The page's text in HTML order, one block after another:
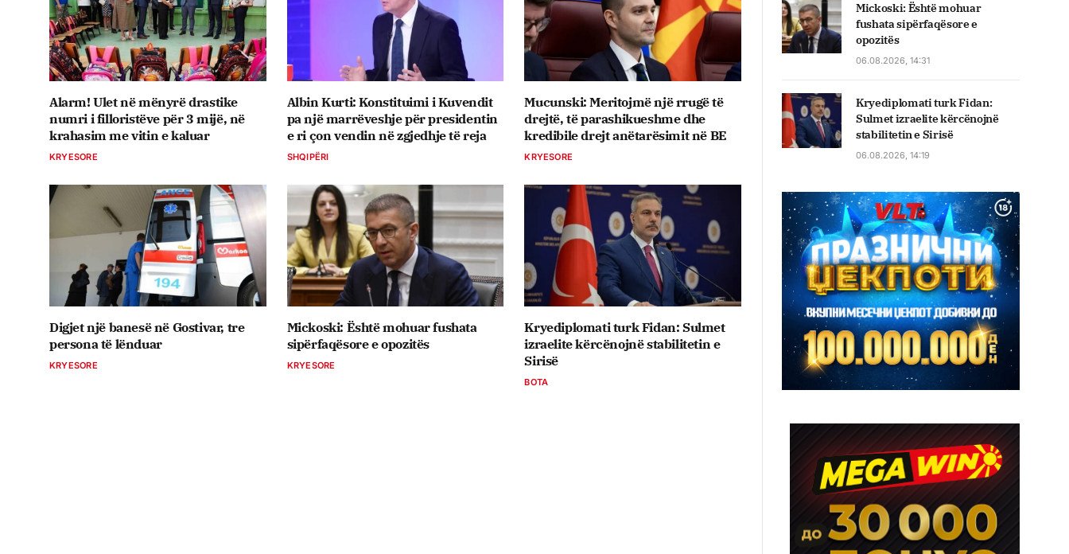
Alarm! Ulet në mënyrë drastike
numri i filloristëve për 3 mijë, në
krahasim me vitin e kaluar
KRYESORE
Albin Kurti: Konstituimi i Kuvendit
pa një marrëveshje për presidentin
e ri çon vendin në zgjedhje të reja
SHQIPËRI
Mucunski: Meritojmë një rrugë të
drejtë, të parashikueshme dhe
kredibile drejt anëtarësimit në BE
KRYESORE
Digjet një banesë në Gostivar, tre
persona të lënduar
KRYESORE
Mickoski: Është mohuar fushata
sipërfaqësore e opozitës
KRYESORE
Kryediplomati turk Fidan: Sulmet
izraelite kërcënojnë stabilitetin e
Sirisë
BOTA
Mickoski: Është mohuar
fushata sipërfaqësore e
opozitës
06.08.2026, 14:31
Kryediplomati turk Fidan:
Sulmet izraelite kërcënojnë
stabilitetin e Sirisë
06.08.2026, 14:19